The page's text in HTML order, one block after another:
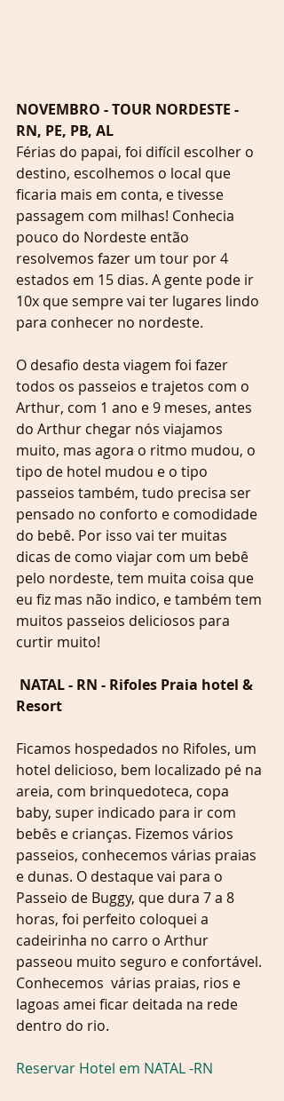
NOVEMBRO - TOUR NORDESTE -
RN, PE, PB, AL
Férias do papai, foi difícil escolher o
destino, escolhemos o local que
ficaria mais em conta, e tivesse
passagem com milhas! Conhecia
pouco do Nordeste então
resolvemos fazer um tour por 4
estados em 15 dias. A gente pode ir
10x que sempre vai ter lugares lindo
para conhecer no nordeste.
O desafio desta viagem foi fazer
todos os passeios e trajetos com o
Arthur, com 1 ano e 9 meses, antes
do Arthur chegar nós viajamos
muito, mas agora o ritmo mudou, o
tipo de hotel mudou e o tipo
passeios também, tudo precisa ser
pensado no conforto e comodidade
do bebê. Por isso vai ter muitas
dicas de como viajar com um bebê
pelo nordeste, tem muita coisa que
eu fiz mas não indico, e também tem
muitos passeios deliciosos para
curtir muito!
Resort
Ficamos hospedados no Rifoles, um
hotel delicioso, bem localizado pé na
areia, com brinquedoteca, copa
baby, super indicado para ir com
bebês e crianças. Fizemos vários
passeios, conhecemos várias praias
e dunas. O destaque vai para o
Passeio de Buggy, que dura 7 a 8
horas, foi perfeito coloquei a
cadeirinha no carro o Arthur
passeou muito seguro e confortável.
Conhecemos  várias praias, rios e
lagoas amei ficar deitada na rede
dentro do rio.
Reservar Hotel em NATAL -RN